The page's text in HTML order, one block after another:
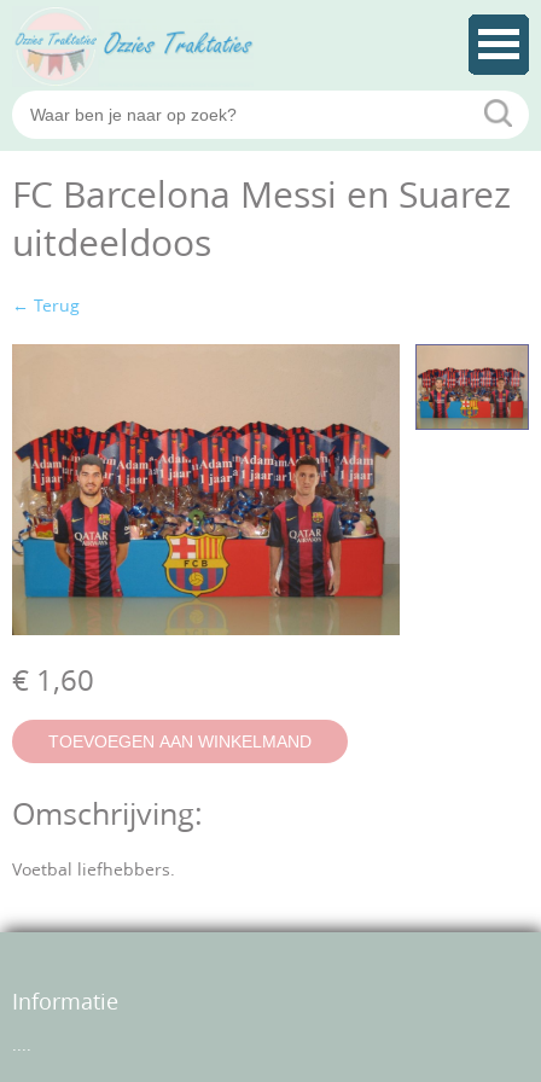
FC Barcelona Messi en Suarez
uitdeeldoos
← Terug
€ 1,60
Omschrijving:
Voetbal liefhebbers.
Informatie
....